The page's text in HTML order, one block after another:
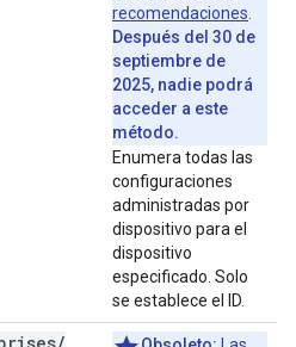
recomendaciones
Después del 30 de
septiembre de
2025, nadie podrá
acceder a este
método.
Enumera todas las
configuraciones
administradas por
dispositivo para el
dispositivo
especificado. Solo
se establece el ID.